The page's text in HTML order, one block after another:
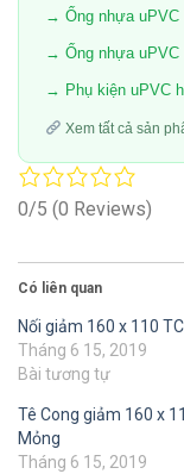
→ Ống nhựa uPVC
→ Ống nhựa uPVC
→ Phụ kiện uPVC
Xem tất cả sản
0/5 (0 Reviews)
Có liên quan
Nối giảm 160 x 110
Tháng 6 15, 2019
Bài tương tự
Tê Cong giảm 160 x
Mỏng
Tháng 6 15, 2019